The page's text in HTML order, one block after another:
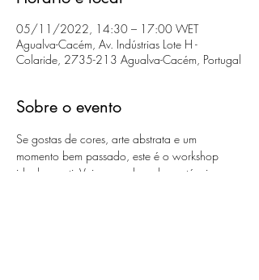
05/11/2022, 14:30 – 17:00 WET
Agualva-Cacém, Av. Indústrias Lote H -
Colaride, 2735-213 Agualva-Cacém, Portugal
Sobre o evento
Se gostas de cores, arte abstrata e um
momento bem passado, este é o workshop
ideal para ti. Vais aprender sobre a técnica